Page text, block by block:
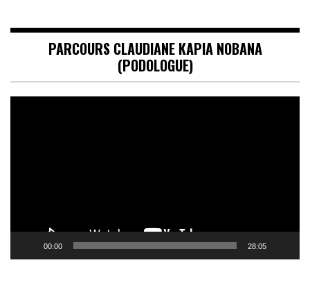
PARCOURS CLAUDIANE KAPIA NOBANA
(PODOLOGUE)
00:00 28:05